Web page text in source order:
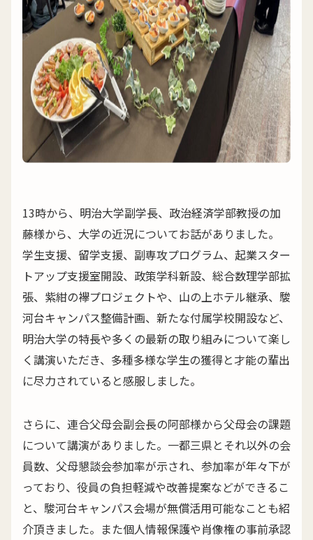
13時から、明治大学副学長、政治経済学部教授の加
藤様から、大学の近況についてお話がありました。
学生支援、留学支援、副専攻プログラム、起業スター
トアップ支援室開設、政策学科新設、総合数理学部拡
張、紫紺の襷プロジェクトや、山の上ホテル継承、駿
河台キャンパス整備計画、新たな付属学校開設など、
明治大学の特長や多くの最新の取り組みについて楽し
く講演いただき、多種多様な学生の獲得と才能の輩出
に尽力されていると感服しました。
さらに、連合父母会副会長の阿部様から父母会の課題
について講演がありました。一都三県とそれ以外の会
員数、父母懇談会参加率が示され、参加率が年々下が
っており、役員の負担軽減や改善提案などができるこ
と、駿河台キャンパス会場が無償活用可能なことも紹
介頂きました。また個人情報保護や肖像権の事前承認